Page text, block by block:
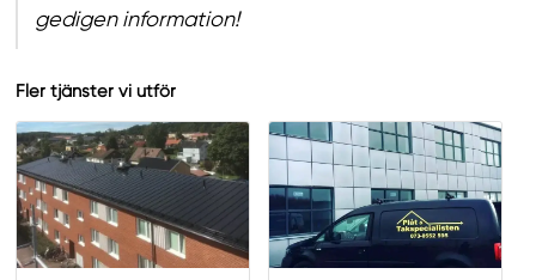
gedigen information!
Fler tjänster vi utför